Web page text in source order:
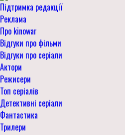
Підтримка редакції
Реклама
Про kinowar
Відгуки про фільми
Відгуки про серіали
Актори
Режисери
Топ серіалів
Детективні серіали
Фантастика
Трилери